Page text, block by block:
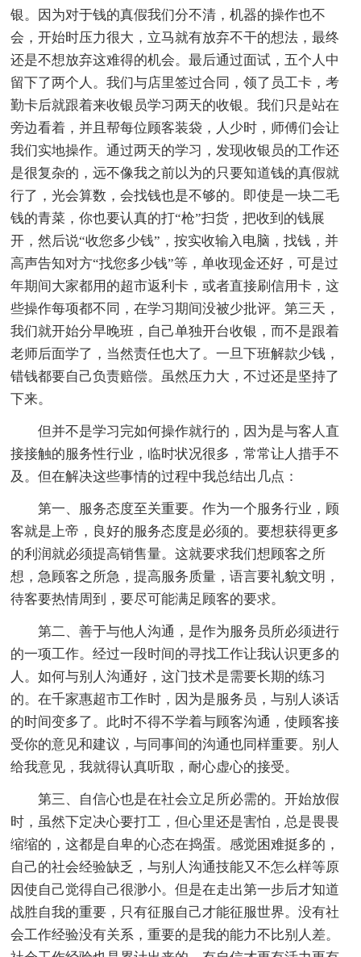
银。因为对于钱的真假我们分不清，机器的操作也不
会，开始时压力很大，立马就有放弃不干的想法，最终
还是不想放弃这难得的机会。最后通过面试，五个人中
留下了两个人。我们与店里签过合同，领了员工卡，考
勤卡后就跟着来收银员学习两天的收银。我们只是站在
旁边看着，并且帮每位顾客装袋，人少时，师傅们会让
我们实地操作。通过两天的学习，发现收银员的工作还
是很复杂的，远不像我之前以为的只要知道钱的真假就
行了，光会算数，会找钱也是不够的。即使是一块二毛
钱的青菜，你也要认真的打“枪”扫货，把收到的钱展
开，然后说“收您多少钱”，按实收输入电脑，找钱，并
高声告知对方“找您多少钱”等，单收现金还好，可是过
年期间大家都用的超市返利卡，或者直接刷信用卡，这
些操作每项都不同，在学习期间没被少批评。第三天，
我们就开始分早晚班，自己单独开台收银，而不是跟着
老师后面学了，当然责任也大了。一旦下班解款少钱，
错钱都要自己负责赔偿。虽然压力大，不过还是坚持了
下来。
但并不是学习完如何操作就行的，因为是与客人直
接接触的服务性行业，临时状况很多，常常让人措手不
及。但在解决这些事情的过程中我总结出几点：
第一、服务态度至关重要。作为一个服务行业，顾
客就是上帝，良好的服务态度是必须的。要想获得更多
的利润就必须提高销售量。这就要求我们想顾客之所
想，急顾客之所急，提高服务质量，语言要礼貌文明，
待客要热情周到，要尽可能满足顾客的要求。
第二、善于与他人沟通，是作为服务员所必须进行
的一项工作。经过一段时间的寻找工作让我认识更多的
人。如何与别人沟通好，这门技术是需要长期的练习
的。在千家惠超市工作时，因为是服务员，与别人谈话
的时间变多了。此时不得不学着与顾客沟通，使顾客接
受你的意见和建议，与同事间的沟通也同样重要。别人
给我意见，我就得认真听取，耐心虚心的接受。
第三、自信心也是在社会立足所必需的。开始放假
时，虽然下定决心要打工，但心里还是害怕，总是畏畏
缩缩的，这都是自卑的心态在捣蛋。感觉困难挺多的，
自己的社会经验缺乏，与别人沟通技能又不怎么样等原
因使自己觉得自己很渺小。但是在走出第一步后才知道
战胜自我的重要，只有征服自己才能征服世界。没有社
会工作经验没有关系，重要的是我的能力不比别人差。